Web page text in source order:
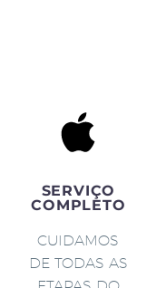
SERVIÇO
COMPLETO
CUIDAMOS
DE TODAS AS